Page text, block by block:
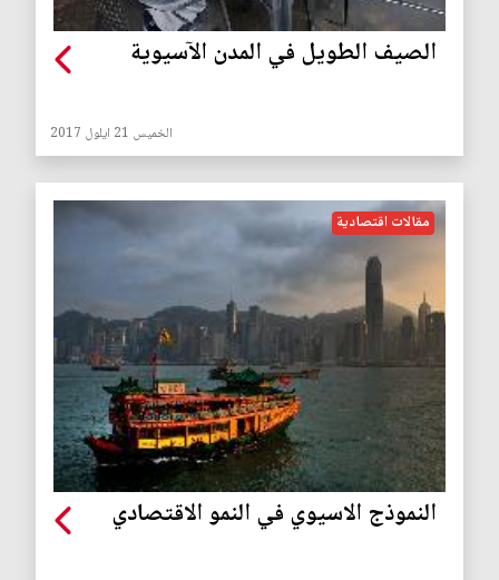
الصيف الطويل في المدن الآسيوية
الخميس 21 ايلول 2017
مقالات اقتصادية
النموذج الاسيوي في النمو الاقتصادي